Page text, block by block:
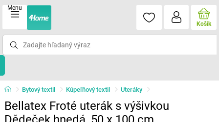
Menu
Košík
Bytový textil Kúpeľňový textil Uteráky
Bellatex Froté uterák s výšivkou